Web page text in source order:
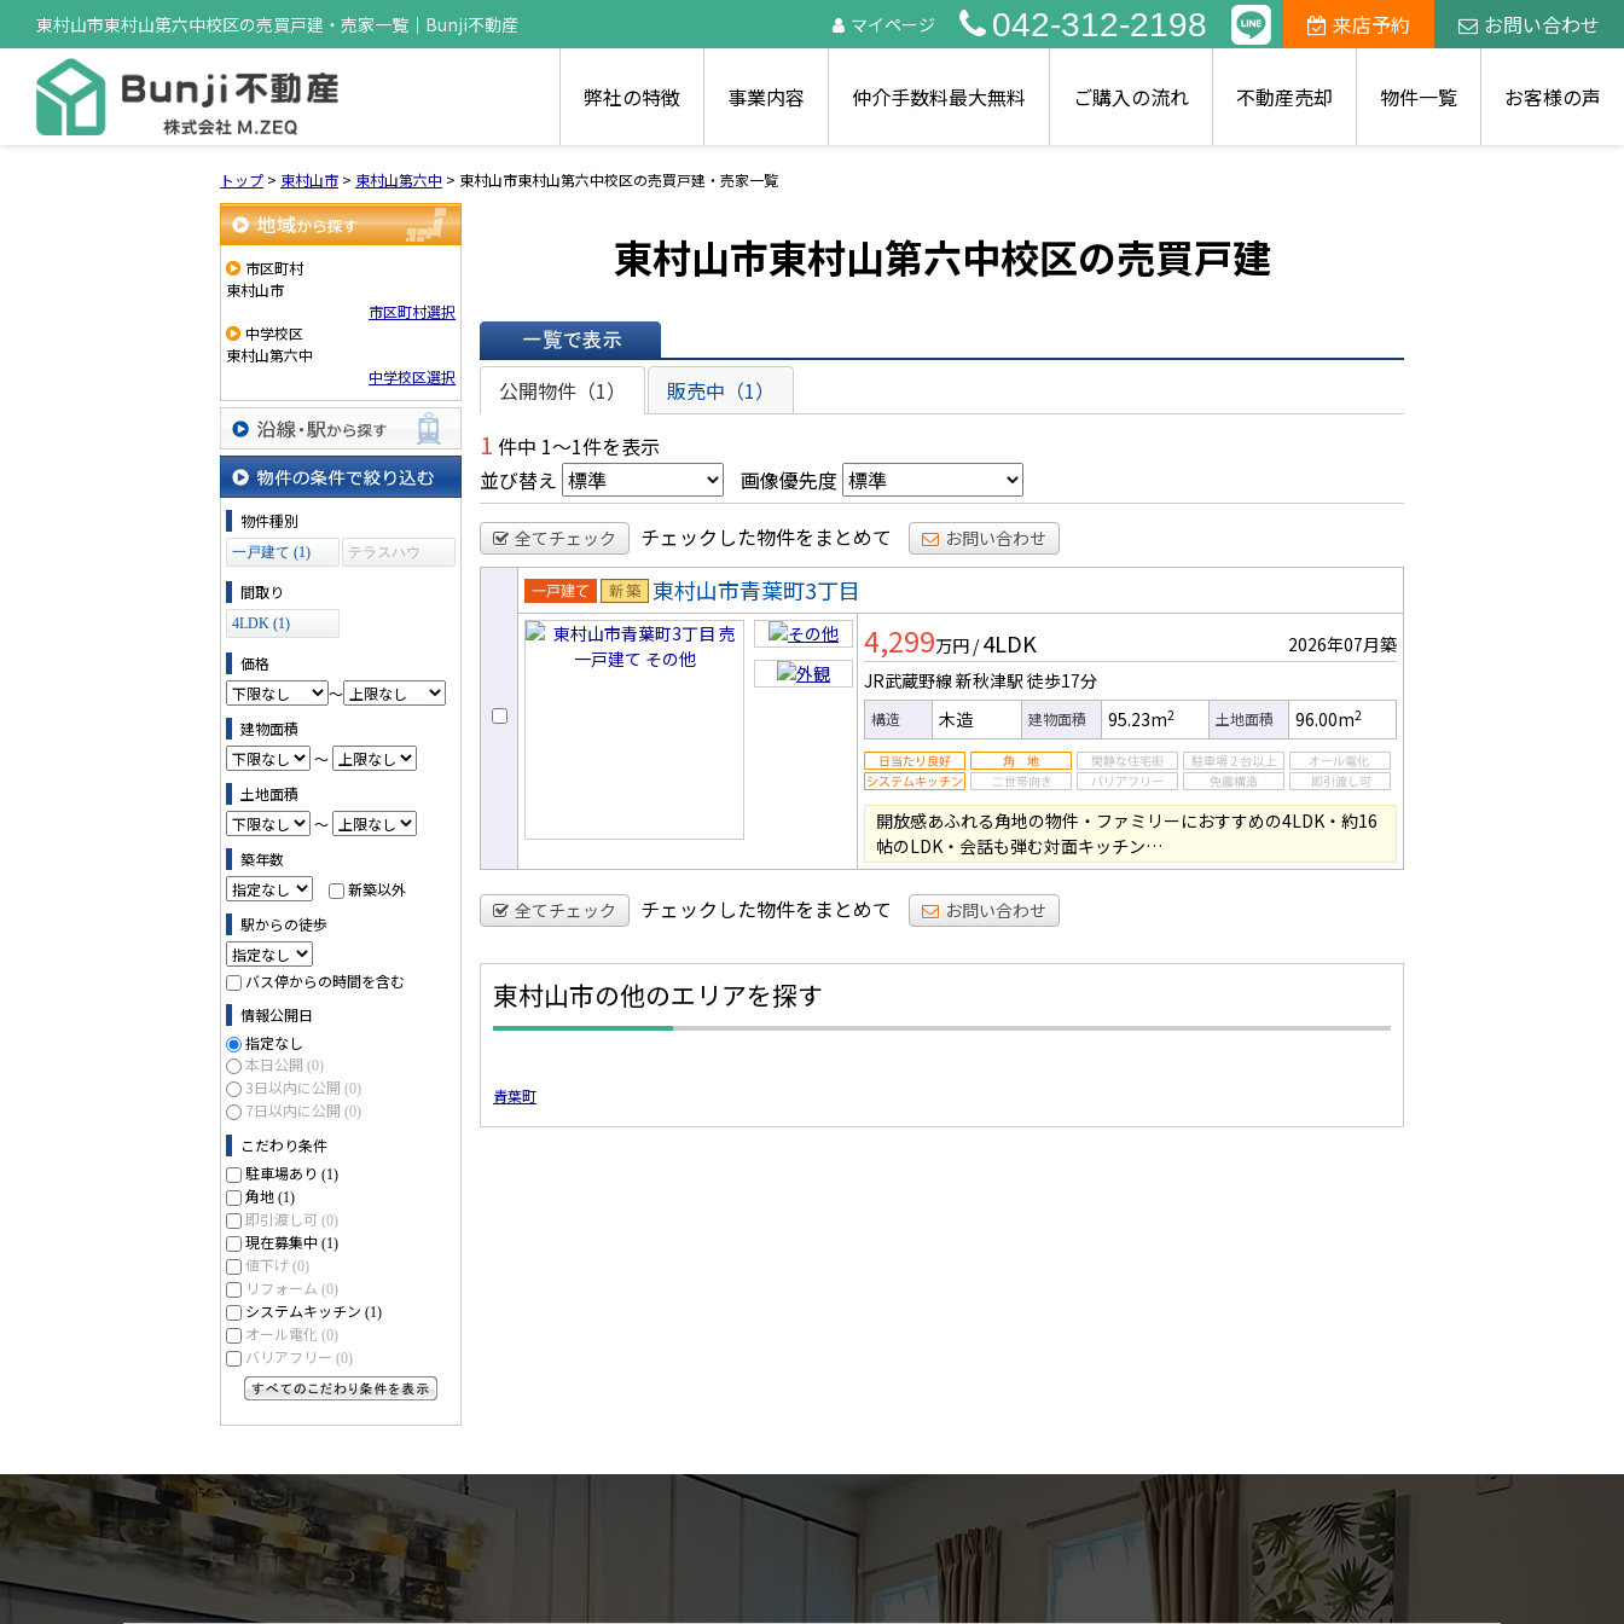
東村山市東村山第六中校区の売買戸建・売家一覧｜Bunji不動産 マイページ 042-312-2198 来店予約 お問い合わせ
弊社の特徴 事業内容 仲介手数料最大無料 ご購入の流れ 不動産売却 物件一覧 お客様の声
トップ > 東村山市 > 東村山第六中 > 東村山市東村山第六中校区の売買戸建・売家一覧
地域から探す
市区町村
東村山市
市区町村選択
中学校区
東村山第六中
中学校区選択
沿線・駅から探す
物件の条件で絞り込む
物件種別
一戸建て (1)
テラスハウ
間取り
4LDK (1)
価格
～
建物面積
～
土地面積
～
築年数
新築以外
駅からの徒歩
バス停からの時間を含む
情報公開日
指定なし
本日公開 (0)
3日以内に公開 (0)
7日以内に公開 (0)
こだわり条件
駐車場あり (1)
角地 (1)
即引渡し可 (0)
現在募集中 (1)
値下げ (0)
リフォーム (0)
システムキッチン (1)
オール電化 (0)
バリアフリー (0)
東村山市東村山第六中校区の売買戸建
一覧で表示
公開物件（1） 販売中（1）
1 件中 1～1件を表示
並び替え
画像優先度
全てチェック チェックした物件をまとめて お問い合わせ
売一戸建
て
新築
東村山市青葉町3丁目
4,299万円 / 4LDK
2026年07月築
JR武蔵野線 新秋津駅 徒歩17分
構造 木造 建物面積 95.23m2 土地面積 96.00m2
開放感あふれる角地の物件・ファミリーにおすすめの4LDK・約16
帖のLDK・会話も弾む対面キッチン…
全てチェック チェックした物件をまとめて お問い合わせ
東村山市の他のエリアを探す
青葉町